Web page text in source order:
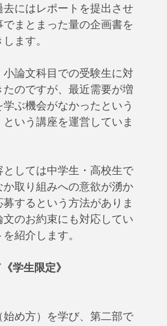
にはレポートを提出させ
まとまった量の企画書を
ます。
論文科目での受験生に対
のですが、最近需要が増
ぶ機会がなかったという
いう講座を運営していま
しては中学生・高校生で
取り組みへの意欲が湧か
するという方法がありま
のお約束にも対応してい
紹介します。
学生限定》
め方）を学び、第二部で